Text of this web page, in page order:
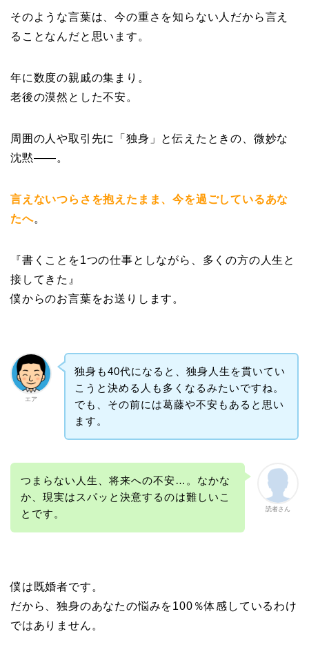
そのような言葉は、今の重さを知らない人だから言え
ることなんだと思います。
年に数度の親戚の集まり。
老後の漠然とした不安。
周囲の人や取引先に「独身」と伝えたときの、微妙な
沈黙——。
言えないつらさ を抱えたまま、今を過ごしているあな
たへ。
『書くことを1つの仕事としながら、多くの方の人生と
接してきた』
僕からのお言葉をお送りします。
エア
独身も40代になると、独身人生を貫いてい
こうと決める人も多くなるみたいですね。
でも、その前には葛藤や不安もあると思い
ます。
読者さん
つまらない人生、将来への不安…。なかな
か、現実はスパッと決意するのは難しいこ
とです。
僕は 既婚者です。
だから、独身のあなたの悩みを100％体感しているわけ
ではありません。